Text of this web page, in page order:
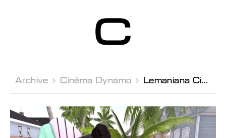
Contemporain
Genève
Archive  Cinéma Dynamo  Lemaniana Cinema Avec Lauren Huret, Quentin Lannes & Elisa Gleize